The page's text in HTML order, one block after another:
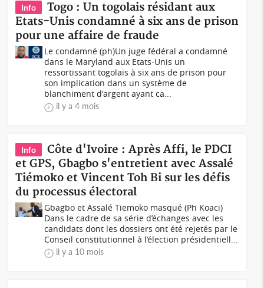
Info
Togo : Un togolais résidant aux
Etats-Unis condamné à six ans de prison
pour une affaire de fraude
Le condamné (ph)Un juge fédéral a condamné
dans le Maryland aux Etats-Unis un
ressortissant togolais à six ans de prison pour
son implication dans un système de
blanchiment d'argent ayant ca...
il y a 4 mois
Info
Côte d'Ivoire : Après Affi, le PDCI
et GPS, Gbagbo s'entretient avec Assalé
Tiémoko et Vincent Toh Bi sur les défis
du processus électoral
Gbagbo et Assalé Tiemoko masqué (Ph Koaci)
Dans le cadre de sa série d’échanges avec les
candidats dont les dossiers ont été rejetés par le
Conseil constitutionnel à l’élection présidentiell...
il y a 10 mois